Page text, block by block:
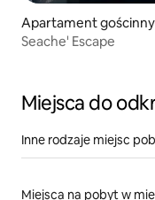
Apartament
Seache' Escape
Miejsca do
Inne rodzaje miejsc